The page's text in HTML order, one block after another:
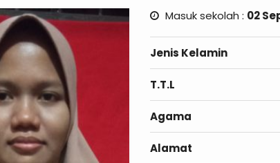
Masuk sekolah : 02
Jenis Kelamin
T.T.L
Agama
Alamat